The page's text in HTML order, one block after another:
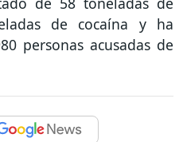
de cocaína y ha
personas acusadas de